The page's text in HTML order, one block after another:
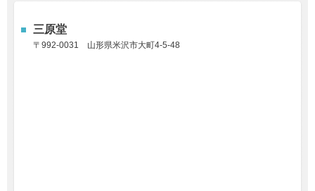
三原堂
〒992-0031 山形県米沢市大町4-5-48